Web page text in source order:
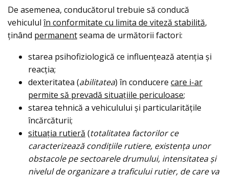
De asemenea, conducătorul trebuie să conducă
vehiculul în conformitate cu limita de viteză stabilită,
ţinând permanentseama de următorii factori:
starea psihofiziologică ce influențează atenţia şi
reacţia;
dexteritatea (abilitatea) în conducere care i-ar
permite să prevadă situaţiile periculoase;
starea tehnică a vehiculului şi particularităţile
încărcăturii;
situaţia rutieră (totalitatea factorilor ce
caracterizează condiţiile rutiere, existenţa unor
obstacole pe sectoarele drumului, intensitatea şi
nivelul de organizare a traficului rutier, de care va